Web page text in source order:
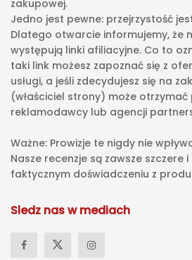
zakupowej.
Jedno jest pewne: przejrzystość
Dlatego otwarcie informujemy, że
występują linki afiliacyjne. Co to
taki link możesz zapoznać się z
usługi, a jeśli zdecydujesz się na
(właściciel strony) może otrzymać
reklamodawcy lub agencji
Ważne: Prowizje te nigdy nie
Nasze recenzje są zawsze szczere
faktycznym doświadczeniu z
Sledz nas w mediach